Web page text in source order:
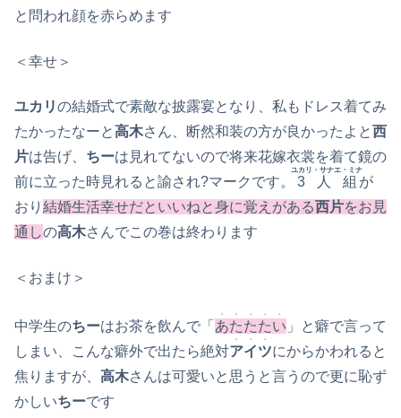
と問われ顔を赤らめます
＜幸せ＞
ユカリの結婚式で素敵な披露宴となり、私もドレス着てみ
たかったなーと高木さん、断然和装の方が良かったよと西
片は告げ、 ちーは見れてないので将来花嫁衣裳を着て鏡の
前に立った時見れると諭され?マークです。
3人組
ユカリ・サナエ・ミナ
が
おり 結婚生活幸せだといいねと身に覚えがある西片をお見
通しの高木さんでこの巻は終わります
＜おまけ＞
中学生のちーはお茶を飲んで「 あたたたい
・・・・・
」と癖で言って
しまい、こんな癖外で出たら絶対アイツ
・・・
にからかわれると
焦りますが、 高木さんは可愛いと思うと言うので更に恥ず
かしいちーです